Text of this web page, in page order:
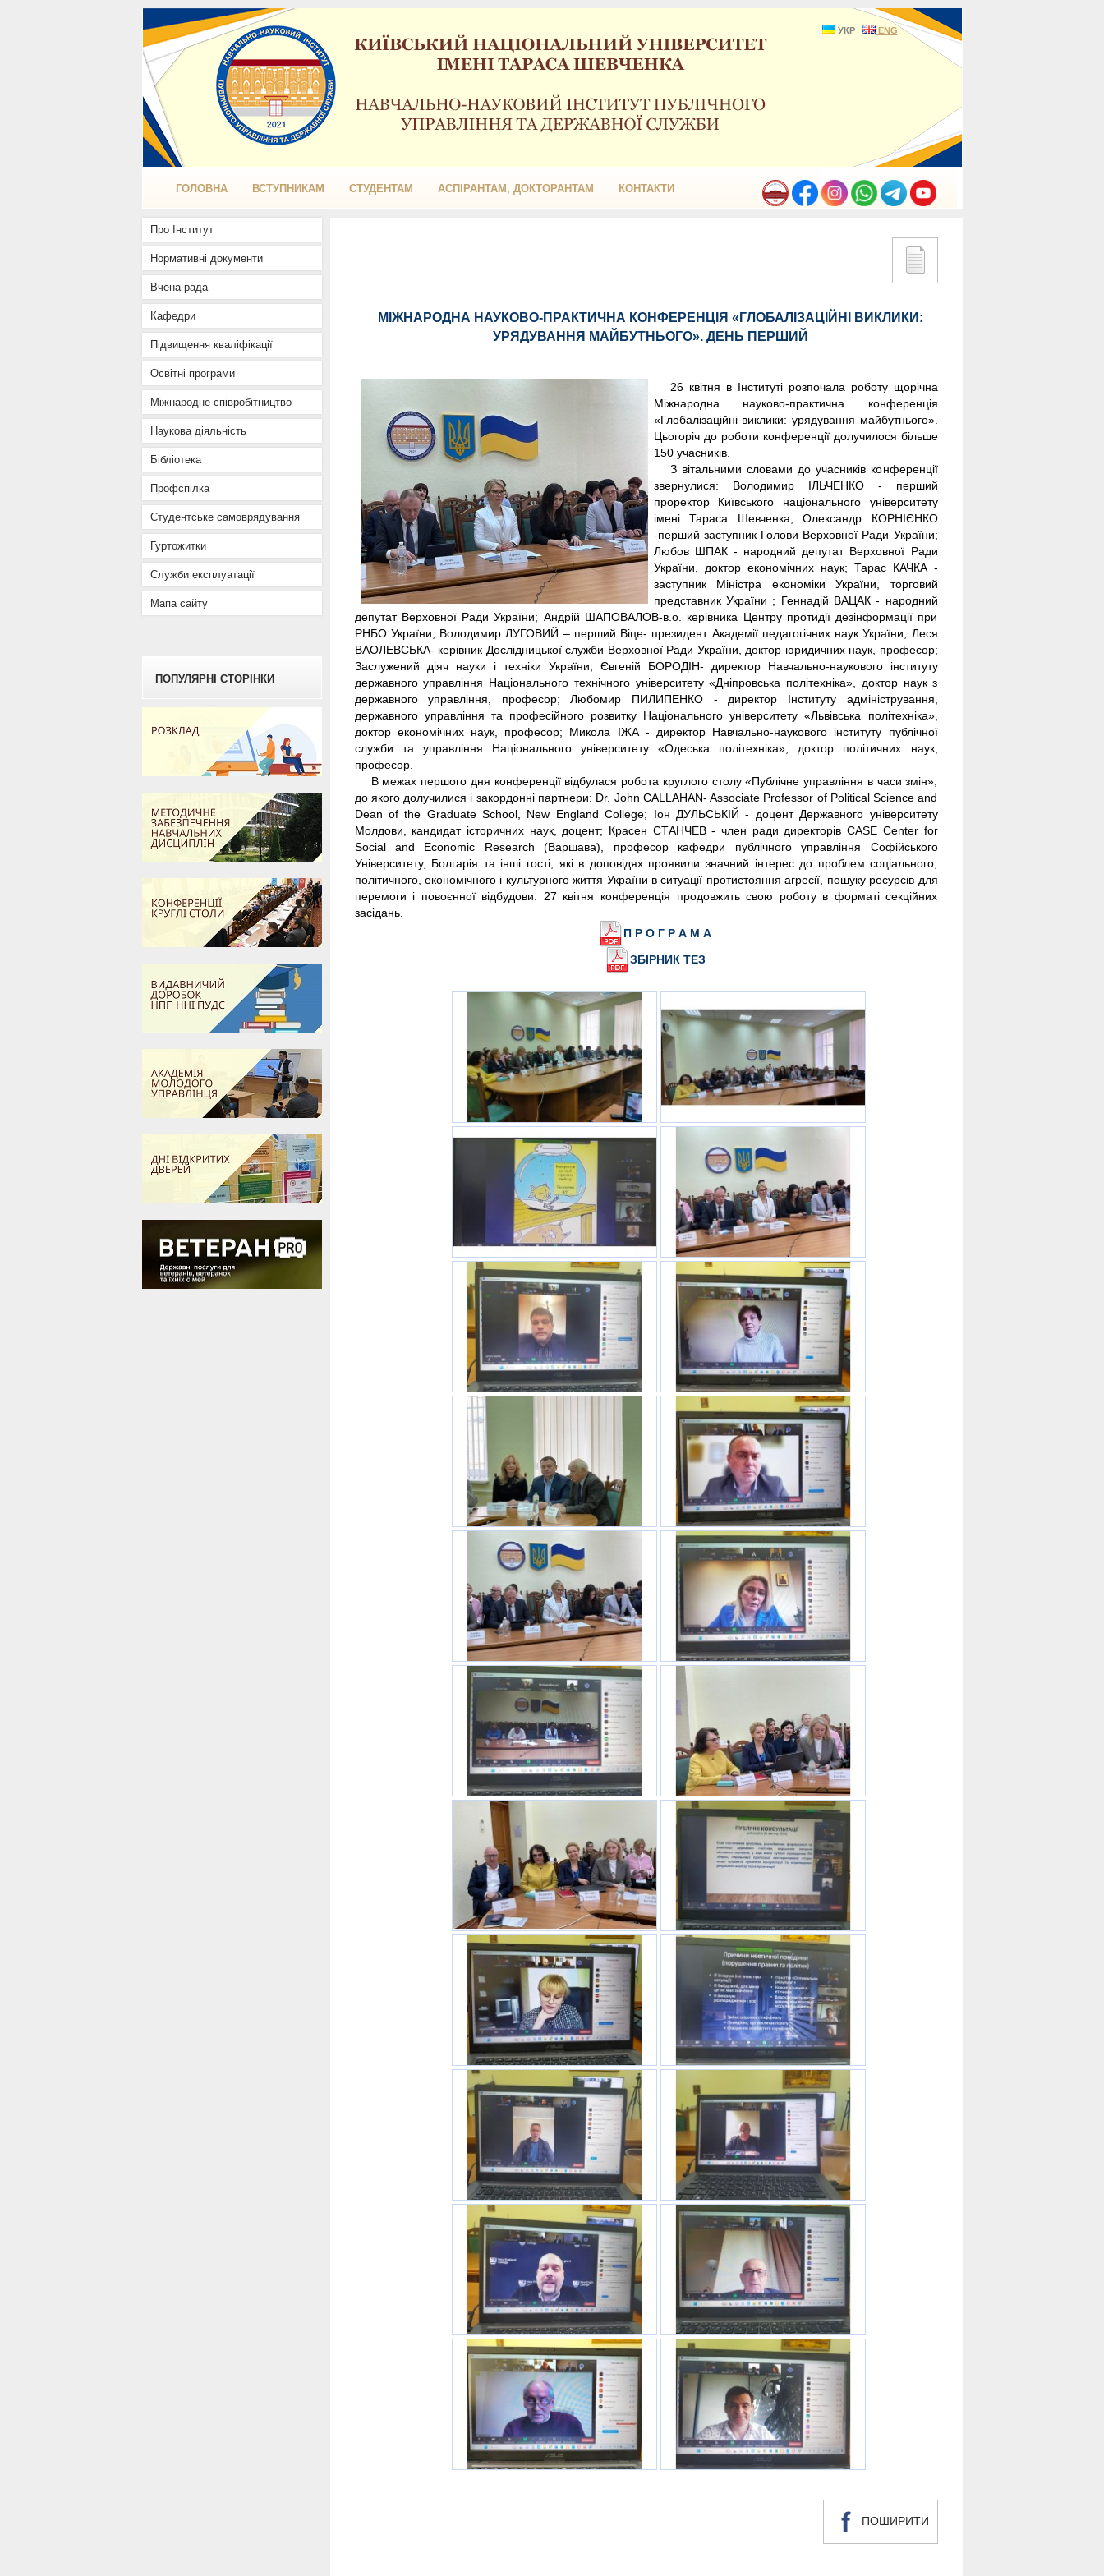
УКР ENG
ГОЛОВНА ВСТУПНИКАМ СТУДЕНТАМ АСПІРАНТАМ, ДОКТОРАНТАМ КОНТАКТИ
Про Інститут
Нормативні документи
Вчена рада
Кафедри
Підвищення кваліфікації
Освітні програми
Міжнародне співробітництво
Наукова діяльність
Бібліотека
Профспілка
Студентське самоврядування
Гуртожитки
Служби експлуатації
Мапа сайту
ПОПУЛЯРНІ СТОРІНКИ
МІЖНАРОДНА НАУКОВО-ПРАКТИЧНА КОНФЕРЕНЦІЯ «ГЛОБАЛІЗАЦІЙНІ ВИКЛИКИ:
УРЯДУВАННЯ МАЙБУТНЬОГО». ДЕНЬ ПЕРШИЙ
26 квітня в Інституті розпочала роботу щорічна
Міжнародна науково-практична конференція
«Глобалізаційні виклики: урядування майбутнього».
Цьогоріч до роботи конференції долучилося більше
150 учасників.
З вітальними словами до учасників конференції
звернулися: Володимир ІЛЬЧЕНКО - перший
проректор Київського національного університету
імені Тараса Шевченка; Олександр КОРНІЄНКО
-перший заступник Голови Верховної Ради України;
Любов ШПАК - народний депутат Верховної Ради
України, доктор економічних наук; Тарас КАЧКА -
заступник Міністра економіки України, торговий
представник України ; Геннадій ВАЦАК - народний
депутат Верховної Ради України; Андрій ШАПОВАЛОВ-в.о. керівника Центру протидії дезінформації при
РНБО України; Володимир ЛУГОВИЙ – перший Віце- президент Академії педагогічних наук України; Леся
ВАОЛЕВСЬКА- керівник Дослідницької служби Верховної Ради України, доктор юридичних наук, професор;
Заслужений діяч науки і техніки України; Євгеній БОРОДІН- директор Навчально-наукового інституту
державного управління Національного технічного університету «Дніпровська політехніка», доктор наук з
державного управління, професор; Любомир ПИЛИПЕНКО - директор Інституту адміністрування,
державного управління та професійного розвитку Національного університету «Львівська політехніка»,
доктор економічних наук, професор; Микола ІЖА - директор Навчально-наукового інституту публічної
служби та управління Національного університету «Одеська політехніка», доктор політичних наук,
професор.
В межах першого дня конференції відбулася робота круглого столу «Публічне управління в часи змін»,
до якого долучилися і закордонні партнери: Dr. John CALLAHAN- Associate Professor of Political Science and
Dean of the Graduate School, New England College; Іон ДУЛЬСЬКІЙ - доцент Державного університету
Молдови, кандидат історичних наук, доцент; Красен СТАНЧЕВ - член ради директорів CASE Center for
Social and Economic Research (Варшава), професор кафедри публічного управління Софійського
Університету, Болгарія та інші гості, які в доповідях проявили значний інтерес до проблем соціального,
політичного, економічного і культурного життя України в ситуації протистояння агресії, пошуку ресурсів для
перемоги і повоєнної відбудови. 27 квітня конференція продовжить свою роботу в форматі секційних
засідань.
П Р О Г Р А М А
ЗБІРНИК ТЕЗ
ПОШИРИТИ